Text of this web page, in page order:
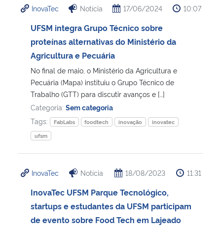
Ministério da Cidadania
Ministério de Minas e Energia
Ministério da Ciência, Tecnologia, Inovações e Comunicações
Ministério do Meio Ambiente
Ministério do Turismo
Controladoria-Geral da União
Ministério da Mulher, da Família e dos Direitos Humanos
InovaTec Notícia 17/06/2024 10:07
UFSM integra Grupo Técnico sobre
proteínas alternativas do Ministério da
Agricultura e Pecuária
No final de maio, o Ministério da Agricultura e
Pecuária (Mapa) instituiu o Grupo Técnico de
Trabalho (GTT) para discutir avanços e […]
Categoria: Sem categoria
Tags:
FabLabs foodtech inovação
inovatec
ufsm
InovaTec Notícia 18/08/2023 11:31
InovaTec UFSM Parque Tecnológico,
startups e estudantes da UFSM participam
de evento sobre Food Tech em Lajeado